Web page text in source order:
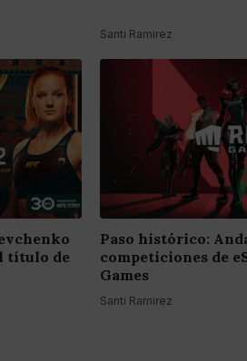
Santi Ramirez
título de
Paso histórico:
competiciones de
Games
Santi Ramirez